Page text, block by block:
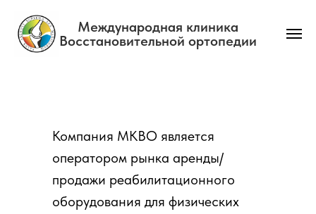
Международная клиника
Восстановительной ортопедии
Компания МКВО является
оператором рынка аренды/
продажи реабилитационного
оборудования для физических